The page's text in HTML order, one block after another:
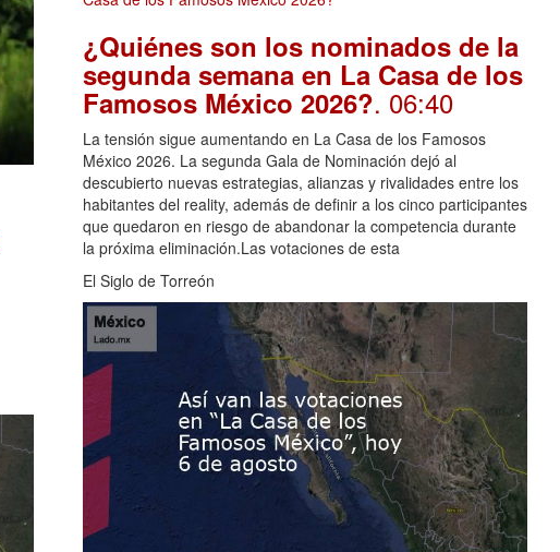
¿Quiénes son los nominados de la
segunda semana en La Casa de los
Famosos México 2026?. 06:40
La tensión sigue aumentando en La Casa de los Famosos
México 2026. La segunda Gala de Nominación dejó al
descubierto nuevas estrategias, alianzas y rivalidades entre los
habitantes del reality, además de definir a los cinco participantes
que quedaron en riesgo de abandonar la competencia durante
la próxima eliminación.Las votaciones de esta
El Siglo de Torreón